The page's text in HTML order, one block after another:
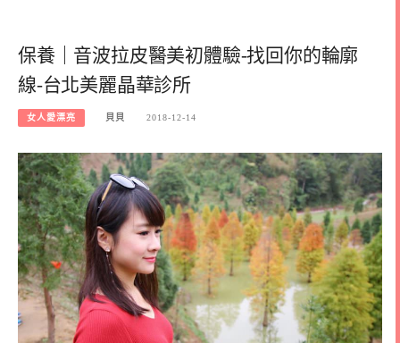
保養｜音波拉皮醫美初體驗-找回你的輪廓
線-台北美麗晶華診所
女人愛漂亮 貝貝 2018-12-14